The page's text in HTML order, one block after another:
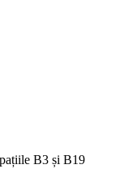
B3 și B19